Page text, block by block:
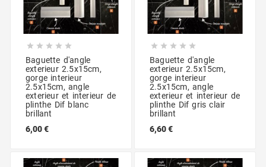
    
Baguette d'angle
exterieur 2.5x15cm,
gorge interieur
2.5x15cm, angle
exterieur et interieur de
plinthe Dif blanc
brillant
6,00 €
    
Baguette d'angle
exterieur 2.5x15cm,
gorge interieur
2.5x15cm, angle
exterieur et interieur de
plinthe Dif gris clair
brillant
6,60 €